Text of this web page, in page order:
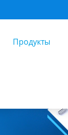
Продукты